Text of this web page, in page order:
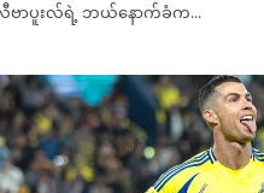
ဗာပူးလ်ရဲ့ ဘယ်နောက်ခံက...